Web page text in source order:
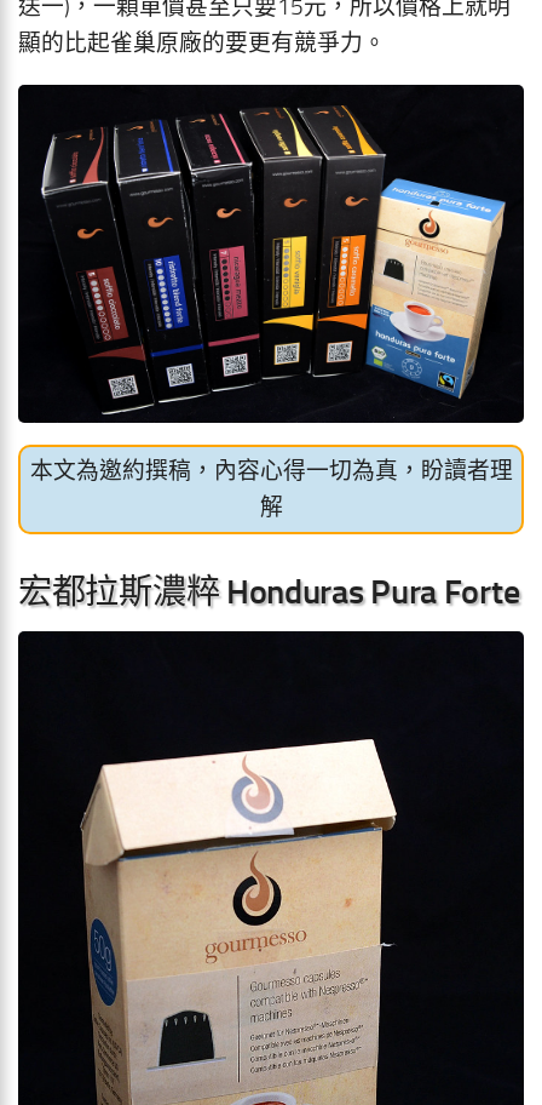
送一)，一顆單價甚至只要15元，所以價格上就明
顯的比起雀巢原廠的要更有競爭力。
本文為邀約撰稿，內容心得一切為真，盼讀者理
解
宏都拉斯濃粹 Honduras Pura Forte